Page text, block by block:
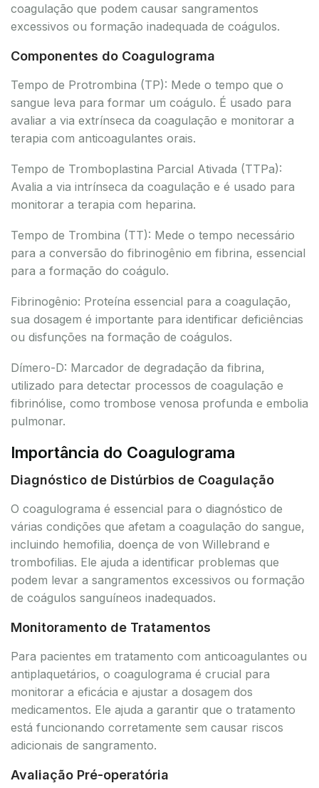
coagulação que podem causar sangramentos
excessivos ou formação inadequada de coágulos.
Componentes do Coagulograma
Tempo de Protrombina (TP): Mede o tempo que o
sangue leva para formar um coágulo. É usado para
avaliar a via extrínseca da coagulação e monitorar a
terapia com anticoagulantes orais.
Tempo de Tromboplastina Parcial Ativada (TTPa):
Avalia a via intrínseca da coagulação e é usado para
monitorar a terapia com heparina.
Tempo de Trombina (TT): Mede o tempo necessário
para a conversão do fibrinogênio em fibrina, essencial
para a formação do coágulo.
Fibrinogênio: Proteína essencial para a coagulação,
sua dosagem é importante para identificar deficiências
ou disfunções na formação de coágulos.
Dímero-D: Marcador de degradação da fibrina,
utilizado para detectar processos de coagulação e
fibrinólise, como trombose venosa profunda e embolia
pulmonar.
Importância do Coagulograma
Diagnóstico de Distúrbios de Coagulação
O coagulograma é essencial para o diagnóstico de
várias condições que afetam a coagulação do sangue,
incluindo hemofilia, doença de von Willebrand e
trombofilias. Ele ajuda a identificar problemas que
podem levar a sangramentos excessivos ou formação
de coágulos sanguíneos inadequados.
Monitoramento de Tratamentos
Para pacientes em tratamento com anticoagulantes ou
antiplaquetários, o coagulograma é crucial para
monitorar a eficácia e ajustar a dosagem dos
medicamentos. Ele ajuda a garantir que o tratamento
está funcionando corretamente sem causar riscos
adicionais de sangramento.
Avaliação Pré-operatória